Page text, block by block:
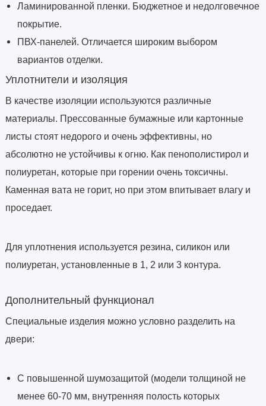
Ламинированной пленки. Бюджетное и недолговечное
покрытие.
ПВХ-панелей. Отличается широким выбором
вариантов отделки.
Уплотнители и изоляция
В качестве изоляции используются различные
материалы. Прессованные бумажные или картонные
листы стоят недорого и очень эффективны, но
абсолютно не устойчивы к огню. Как пенополистирол и
полиуретан, которые при горении очень токсичны.
Каменная вата не горит, но при этом впитывает влагу и
проседает.
Для уплотнения используется резина, силикон или
полиуретан, установленные в 1, 2 или 3 контура.
Дополнительный функционал
Специальные изделия можно условно разделить на
двери:
С повышенной шумозащитой (модели толщиной не
менее 60-70 мм, внутренняя полость которых